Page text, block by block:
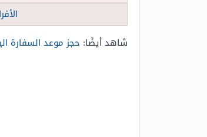
شاهد أيضًا: حجز موعد السفارة